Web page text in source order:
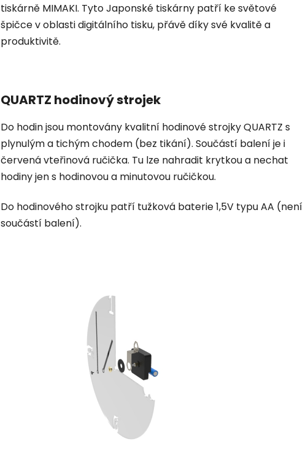
tiskárně MIMAKI. Tyto Japonské tiskárny patří ke světové
špičce v oblasti digitálního tisku, přávě díky své kvalitě a
produktivitě.
QUARTZ hodinový strojek
Do hodin jsou montovány kvalitní hodinové strojky QUARTZ s
plynulým a tichým chodem (bez tikání). Součástí balení je i
červená vteřinová ručička. Tu lze nahradit krytkou a nechat
hodiny jen s hodinovou a minutovou ručičkou.
Do hodinového strojku patří tužková baterie 1,5V typu AA (není
součástí balení).